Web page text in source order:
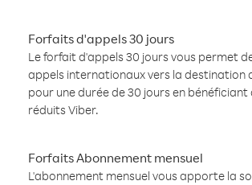
Forfaits d'appels 30 jours
Le forfait d'appels 30 jours vous permet
appels internationaux vers la destination
pour une durée de 30 jours en
réduits Viber.
Forfaits Abonnement mensuel
L'abonnement mensuel vous apporte la